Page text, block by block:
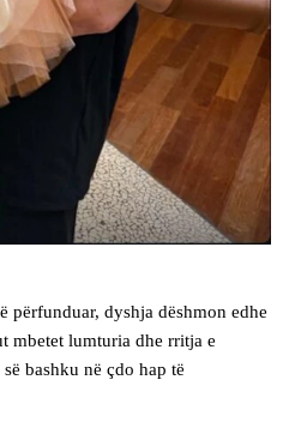
përfunduar, dyshja dëshmon edhe
mbetet lumturia dhe rritja e
bashku në çdo hap të